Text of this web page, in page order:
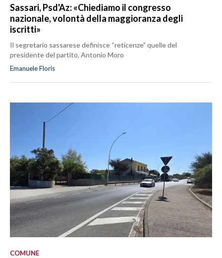
Sassari, Psd'Az: «Chiediamo il congresso
nazionale, volontà della maggioranza degli
iscritti»
Il segretario sassarese definisce “reticenze” quelle del
presidente del partito, Antonio Moro
Emanuele Floris
COMUNE